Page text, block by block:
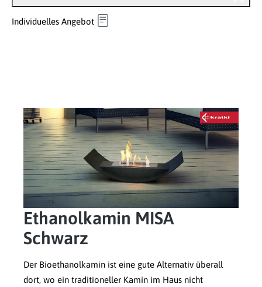
Individuelles Angebot
Ethanolkamin MISA
Schwarz
Der Bioethanolkamin ist eine gute Alternativ überall
dort, wo ein traditioneller Kamin im Haus nicht